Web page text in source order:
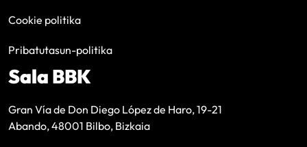
Cookie politika
Pribatutasun-politika
Sala BBK
Gran Vía de Don Diego López de Haro, 19-21
Abando, 48001 Bilbo, Bizkaia